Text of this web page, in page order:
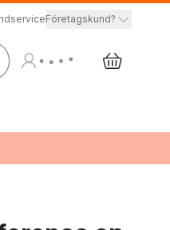
Företagskund?